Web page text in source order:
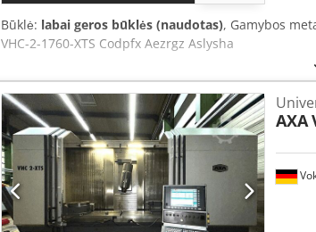
Būklė: labai geros būklės (naudotas), Gamybos
VHC-2-1760-XTS Codpfx Aezrgz Aslysha
AXA